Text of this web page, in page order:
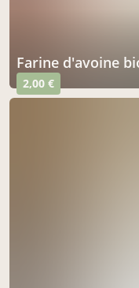
Farine d'avoine
2,00 €